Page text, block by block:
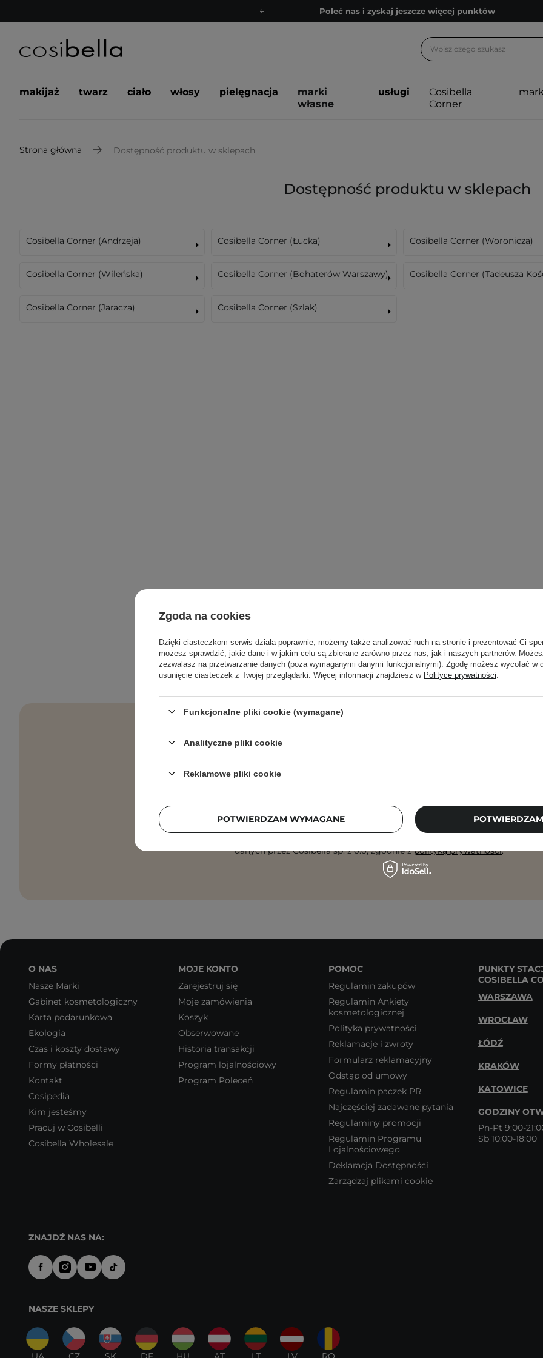
Poleć nas i zyskaj jeszcze więcej punktów
Bezpłatne konsultacje kosmetologiczne
Poleć nas i zyskaj jeszcze więcej punktów
makijaż twarz ciało włosy pielęgnacja
marki
własne
usługi
Cosibella
Corner
Strona główna Dostępność produktu w sklepach
Dostępność produktu w sklepach
Cosibella Corner (Andrzeja) Cosibella Corner (Łucka) Cosibella Corner (Woronicza)
Cosibella Corner (Wileńska) Cosibella Corner (Bohaterów Warszawy) Cosibella Corner (Tadeusza
Cosibella Corner (Jaracza) Cosibella Corner (Szlak)
Pielęgnacyjne checklisty, eksperckie porady, beauty nowości -
Podaj swój adres email
danych przez Cosibella sp. z o.o, zgodnie zpolityką prywatności.
O NAS
Nasze Marki
Gabinet kosmetologiczny
Karta podarunkowa
Ekologia
Czas i koszty dostawy
Formy płatności
Kontakt
Cosipedia
Kim jesteśmy
Pracuj w Cosibelli
Cosibella Wholesale
MOJE KONTO
Zarejestruj się
Moje zamówienia
Koszyk
Obserwowane
Historia transakcji
Program lojalnościowy
Program Poleceń
POMOC
Regulamin zakupów
Regulamin Ankiety
kosmetologicznej
Polityka prywatności
Reklamacje i zwroty
Formularz reklamacyjny
Odstąp od umowy
Regulamin paczek PR
Najczęściej zadawane pytania
Regulaminy promocji
Regulamin Programu
Lojalnościowego
Deklaracja Dostępności
Zarządzaj plikami cookie
PUNKTY
COSIBELLA
WARSZAWA
WROCŁAW
ŁÓDŹ
KRAKÓW
KATOWICE
GODZINY
Pn-Pt 9:00-
Sb 10:00-18:00
ZNAJDŹ NAS NA:
NASZE SKLEPY
Zgoda na cookies
Dzięki ciasteczkom serwis działa poprawnie; możemy także analizować ruch na stronie i prezentować Ci
możesz sprawdzić, jakie dane i w jakim celu są zbierane zarówno przez nas, jak i naszych partnerów.
zezwalasz na przetwarzanie danych (poza wymaganymi danymi funkcjonalnymi). Zgodę możesz wycofać w
usunięcie ciasteczek z Twojej przeglądarki. Więcej informacji znajdziesz w Polityce prywatności
Funkcjonalne pliki cookie (wymagane)
Analityczne pliki cookie
Reklamowe pliki cookie
POTWIERDZAM WYMAGANE